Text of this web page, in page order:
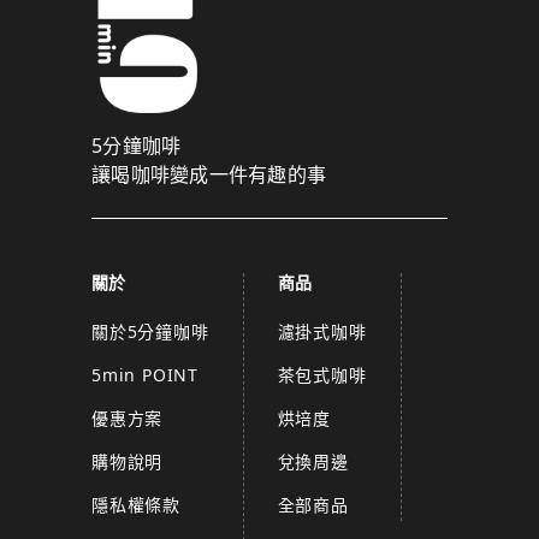
5分鐘咖啡
讓喝咖啡變成一件有趣的事
關於
關於5分鐘咖啡
5min POINT
優惠方案
購物說明
隱私權條款
商品
濾掛式咖啡
茶包式咖啡
烘培度
兌換周邊
全部商品